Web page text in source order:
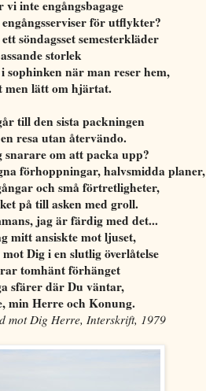
inte engångsbagage
för utflykter?
söndagsset semesterkläder
storlek
sophinken när man reser hem,
men lätt om hjärtat.
till den sista packningen
resa utan återvändo.
om att packa upp?
förhoppningar, halvsmidda planer,
och små förtretligheter,
på till asken med groll.
jag är färdig med det...
mitt ansiskte mot ljuset,
Dig i en slutlig överlåtelse
tomhänt förhänget
sfärer där Du väntar,
min Herre och Konung.
mot Dig Herre, Interskrift, 1979